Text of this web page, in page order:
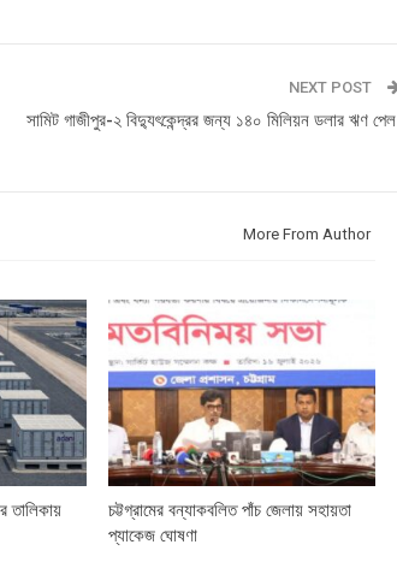
NEXT POST
সামিট গাজীপুর-২ বিদ্যুৎকেন্দ্রর জন্য ১৪০ মিলিয়ন ডলার ঋণ পেল
More From Author
তালিকায়
চট্টগ্রামের বন্যাকবলিত পাঁচ জেলায় সহায়তা
প্যাকেজ ঘোষণা